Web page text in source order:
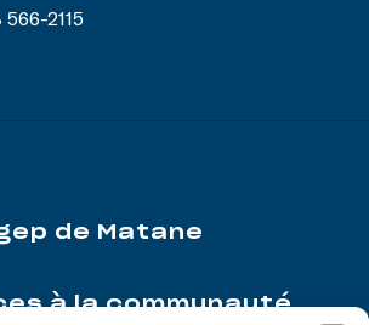
566-2115
de Matane
à la communauté